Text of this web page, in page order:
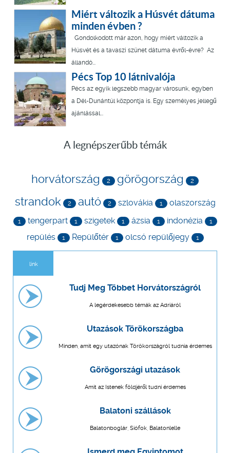
Miért változik a Húsvét dátuma
minden évben ?
Gondolkodott már azon, hogy miért változik a
Húsvét és a tavaszi szünet dátuma évről-évre? Az
állandó...
Pécs Top 10 látnivalója
Pécs az egyik legszebb magyar városunk, egyben
a Dél-Dunántúl központja is. Egy személyes jellegű
ajánlással...
A legnépszerűbb témák
horvátország 2 görögország 2
strandok 2 autó 2 szlovákia 1 olaszország
1 tengerpart 1 szigetek 1 ázsia 1 indonézia 1
repülés 1 Repülőtér 1 olcsó repülőjegy 1
link
Tudj Meg Többet Horvátországról
A legérdekesebb témák az Adriáról
Utazások Törökországba
Minden, amit egy utazónak Törökországról tudnia érdemes
Görögországi utazások
Amit az Istenek földjéről tudni érdemes
Balatoni szállások
Balatonboglár, Siófok, Balatonlelle